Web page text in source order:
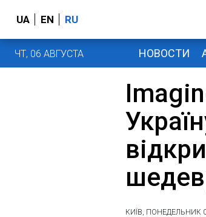
UA EN RU
ЧТ, 06 АВГУСТА НОВОСТИ
КИЇВ, ПОНЕДЕЛЬНИК